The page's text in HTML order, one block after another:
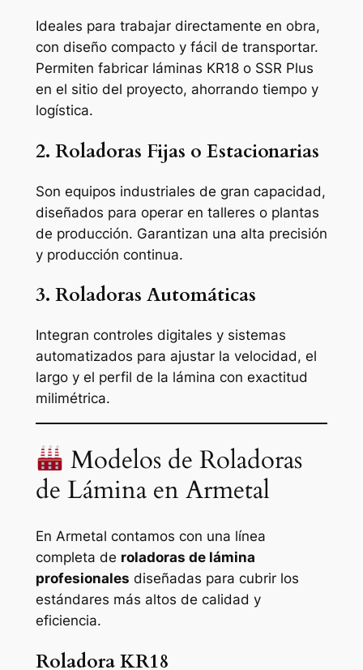
Ideales para trabajar directamente en obra,
con diseño compacto y fácil de transportar.
Permiten fabricar láminas KR18 o SSR Plus
en el sitio del proyecto, ahorrando tiempo y
logística.
2. Roladoras Fijas o Estacionarias
Son equipos industriales de gran capacidad,
diseñados para operar en talleres o plantas
de producción. Garantizan una alta precisión
y producción continua.
3. Roladoras Automáticas
Integran controles digitales y sistemas
automatizados para ajustar la velocidad, el
largo y el perfil de la lámina con exactitud
milimétrica.
Modelos de Roladoras
de Lámina en Armetal
En Armetal contamos con una línea
completa de roladoras de lámina
profesionales diseñadas para cubrir los
estándares más altos de calidad y
eficiencia.
Roladora KR18